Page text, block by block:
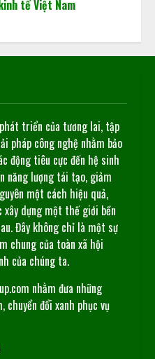
tế Việt Nam
triển của tương lai, tập
pháp công nghệ nhằm bảo
động tiêu cực đến hệ sinh
năng lượng tái tạo, giảm
một cách hiệu quả,
xây dựng một thế giới bền
Đây không chỉ là một sự
chung của toàn xã hội
của chúng ta.
nhằm đưa những
chuyển đổi xanh phục vụ